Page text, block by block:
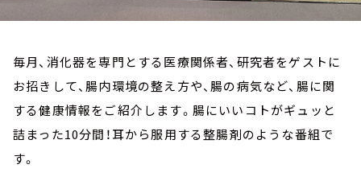
毎月、消化器を専門とする医療関係者、研究者をゲストに
お招きして、腸内環境の整え方や、腸の病気など、腸に関
する健康情報をご紹介します。腸にいいコトがギュッと
詰まった10分間！耳から服用する整腸剤のような番組で
す。